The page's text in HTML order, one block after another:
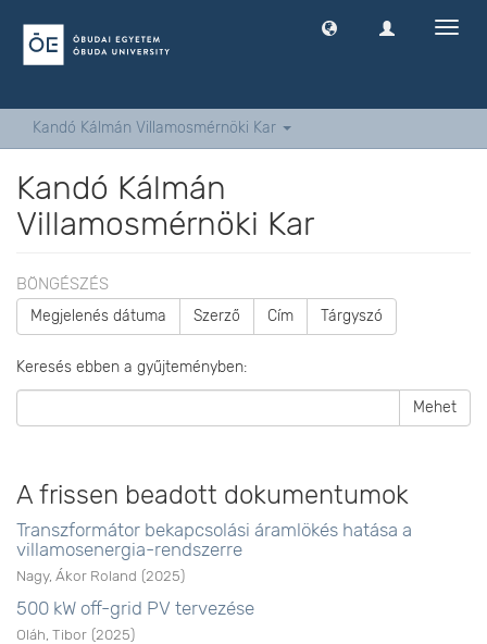
Kandó Kálmán Villamosmérnöki Kar
Kandó Kálmán
Villamosmérnöki Kar
BÖNGÉSZÉS
Megjelenés dátuma Szerző Cím Tárgyszó
Keresés ebben a gyűjteményben:
Mehet
A frissen beadott dokumentumok
Transzformátor bekapcsolási áramlökés hatása a
villamosenergia-rendszerre
Nagy, Ákor Roland (2025)
500 kW off-grid PV tervezése
Oláh, Tibor (2025)